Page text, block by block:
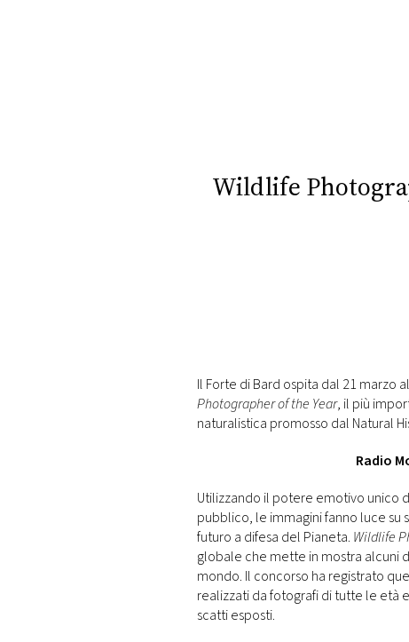
Wildlife
Il Forte di Bard ospita dal 21 marzo
Photographer of the Year, il più
naturalistica promosso dal Natural
Radio
Utilizzando il potere emotivo unico
pubblico, le immagini fanno luce
futuro a difesa del Pianeta. Wildlife
globale che mette in mostra alcuni
mondo. Il concorso ha registrato
realizzati da fotografi di tutte le età
scatti esposti.